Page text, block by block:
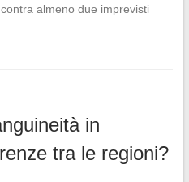
almeno due imprevisti
in
tra le regioni?